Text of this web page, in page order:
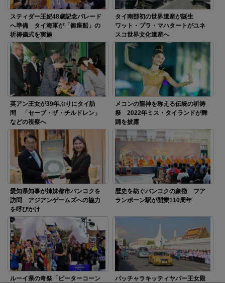
スティダー王妃48歳記念パレード
へ準備 タイ海軍が「御座船」の
祈祷儀式を実施
タイ南部初の世界遺産が誕生
ワット・プラ・マハタートがユネ
スコ世界文化遺産へ
英アン王女が39年ぶりにタイ訪
問 「セーブ・ザ・チルドレン」
などの視察へ
メコンの龍神を称える伝統の祈祷
祭 2022年ミス・タイランドが舞
踊を披露
愛知県知事が姉妹都市バンコクを
訪問 アジアンゲームズへの協力
を呼びかけ
歴史を紡ぐバンコクの象徴 フア
ランポーン駅が開業110周年
ルーイ県の奇祭「ピーターコーン
パッチャラキッティヤパー王女殿